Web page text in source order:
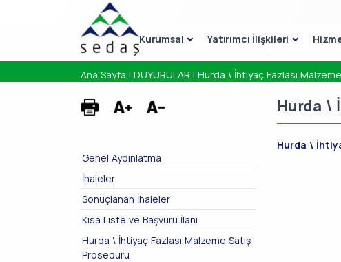
Kurumsal Yatırımcı İlişkileri
Ana Sayfa | DUYURULAR | Hurda \ İhtiyaç Fazlası
Genel Aydınlatma
İhaleler
Sonuçlanan İhaleler
Kısa Liste ve Başvuru İlanı
Hurda \ İhtiyaç Fazlası Malzeme Satış
Prosedürü
Hurda \
Hurda \